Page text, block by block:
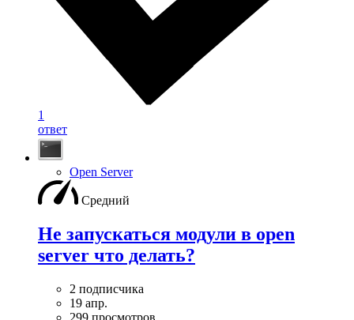
1
ответ
Open Server
Средний
Не запускаться модули в open
server что делать?
2 подписчика
19 апр.
299 просмотров